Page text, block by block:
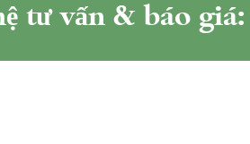
tư vấn & báo giá: